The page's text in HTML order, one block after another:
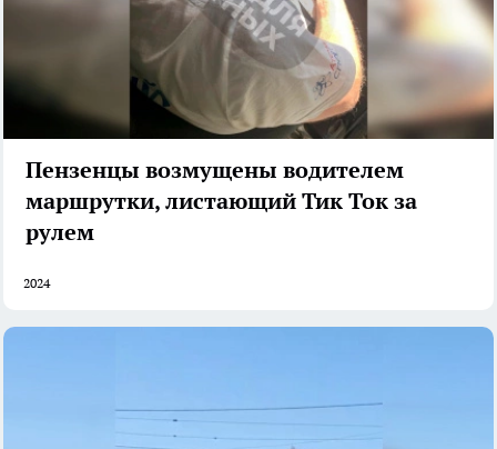
Пензенцы возмущены водителем
маршрутки, листающий Тик Ток за
рулем
2024